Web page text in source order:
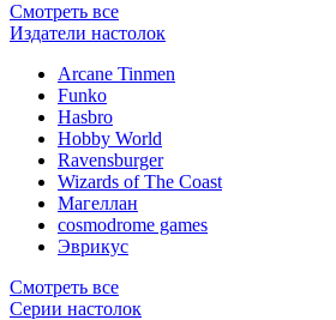
Смотреть все
Издатели настолок
Arcane Tinmen
Funko
Hasbro
Hobby World
Ravensburger
Wizards of The Coast
Магеллан
сosmodrome games
Эврикус
Смотреть все
Серии настолок